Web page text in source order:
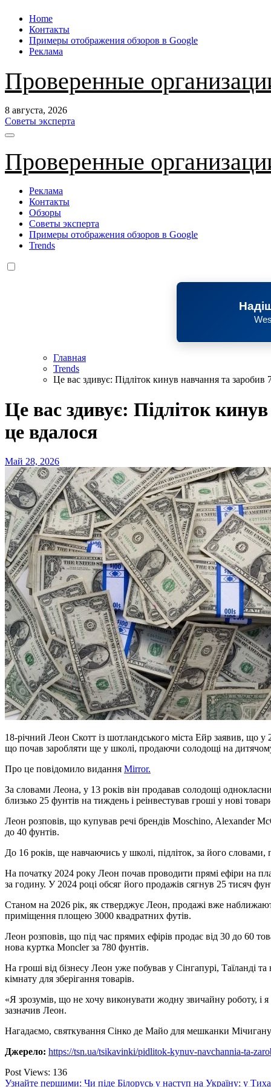
Перейти
содержанию
Home
Контакты
Примеры отображения обзоров в Google
Реклама
Проверенные
8 августа, 2026
Советы эксперта
Проверенные
Реклама
Контакты
Обзоры
Советы эксперта
Примеры отображения обзоров в Google
Trends
Главная
Trends
Це вас здивує: Підліток кинув навчання та
Це вас здивує: Підліток
це вдалося
Май 28, 2026
18-річний Леон Скотт із шотландського міста Ейр заявив, що у
що почав заробляти ще у школі, продаючи солодощі на
Про це повідомило видання Mirror.
За словами Леона, у 13 років він продавав солодощі
близько 25 фунтів на тиждень і реінвестував гроші у нові
Леон розповів, що купував речі брендів Moschino, Alexander
до 40 фунтів.
До 16 років, ще навчаючись у школі, підліток, за його
На початку 2024 року Леон почав проводити прямі ефіри на
за годину. У 2024 році обсяг його продажів сягнув 25 тисяч
Станом на 2026 рік, як стверджує Леон, продажі вже
приміщення площею 3000 квадратних футів.
Леон розповів, що під час прямих ефірів продає від 30 до 60
нова куртка Moncler за 780 фунтів.
На гроші від бізнесу Леон уже побував у Сінгапурі, Таїланді
кімнату для зберігання товарів.
«Я зрозумів, що не хочу виконувати жодну звичайну роботу, і я
зазначив Леон.
Нагадаємо, святкування Сінко де Майо для мешканки Мічигану
Джерело: https://tsn.ua/tsikavinki/pidlitok-kynuv-navchannia-ta-
Post Views: 136
Узнайте першими: Чи піде Білорусь у наступ на Україну: у